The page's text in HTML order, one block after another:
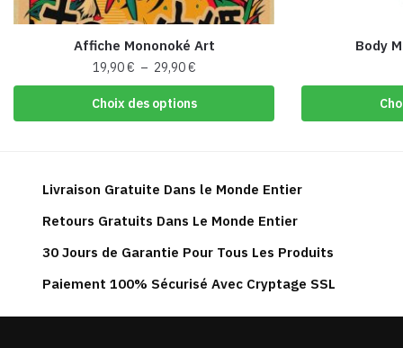
Affiche Mononoké Art
19,90€ – 29,90€Plage
de
prix :
19,90 €
Choix des options
Ce
produit
variations.
options
peuvent
choisies
sur
Body
Livraison Gratuite Dans le Monde Entier
Retours Gratuits Dans Le Monde Entier
30 Jours de Garantie Pour Tous Les Produits
Paiement 100% Sécurisé Avec Cryptage SSL